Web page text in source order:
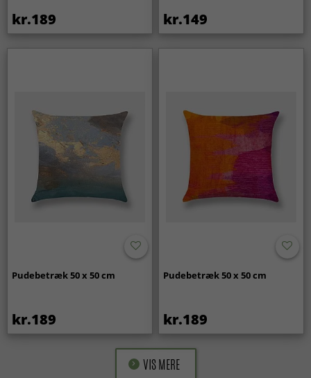
kr.189 kr.149
Pudebetræk 50 x 50 cm
kr.189
Pudebetræk 50 x 50 cm
kr.189
VIS MERE